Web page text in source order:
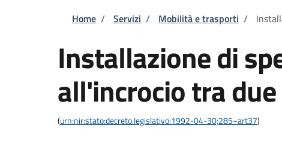
Briciole di pane
Home / Servizi / Mobilità e trasporti /
Installazione di
all'incrocio tra
(urn:nir:stato:decreto.legislativo:1992-04-30;285~art37)